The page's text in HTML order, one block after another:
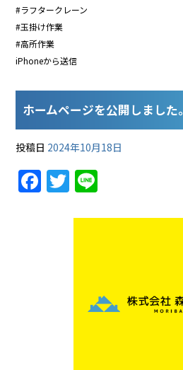
#ラフタークレーン
#玉掛け作業
#高所作業
iPhoneから送信
ホームページを公開しました。
投稿日 2024年10月18日
F T
itte